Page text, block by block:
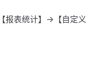
报表统计】->【自定义